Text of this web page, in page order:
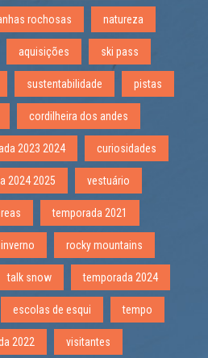
rochosas natureza
aquisições ski pass
sustentabilidade pistas
cordilheira dos andes
2023 2024 curiosidades
2024 2025 vestuário
temporada 2021
rocky mountains
talk snow temporada 2024
escolas de esqui tempo
2022 visitantes